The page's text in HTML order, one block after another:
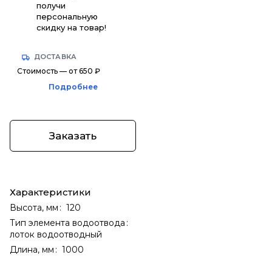
получи
персональную
скидку на товар!
ДОСТАВКА
Стоимость — от 650 ₽
Подробнее
Заказать
Характеристики
Высота, мм : 120
Тип элемента водоотвода :
лоток водоотводный
Длина, мм : 1000